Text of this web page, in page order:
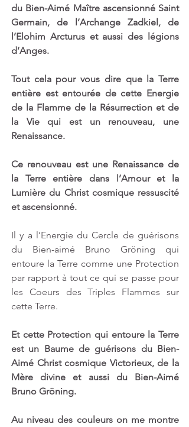
du Bien-Aimé Maître ascensionné Saint
Germain, de l’Archange Zadkiel, de
l’Elohim Arcturus et aussi des légions
d’Anges.
Tout cela pour vous dire que la Terre
entière est entourée de cette Energie
de la Flamme de la Résurrection et de
la Vie qui est un renouveau, une
Renaissance.
Ce renouveau est une Renaissance de
la Terre entière dans l’Amour et la
Lumière du Christ cosmique ressuscité
et ascensionné.
Il y a l’Energie du Cercle de guérisons
du Bien-aimé Bruno Gröning qui
entoure la Terre comme une Protection
par rapport à tout ce qui se passe pour
les Coeurs des Triples Flammes sur
cette Terre.
Et cette Protection qui entoure la Terre
est un Baume de guérisons du Bien-
Aimé Christ cosmique Victorieux, de la
Mère divine et aussi du Bien-Aimé
Bruno Gröning.
Au niveau des couleurs on me montre